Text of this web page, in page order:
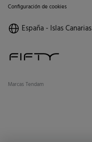
Configuración de cookies
España - Islas Canarias
Marcas Tendam